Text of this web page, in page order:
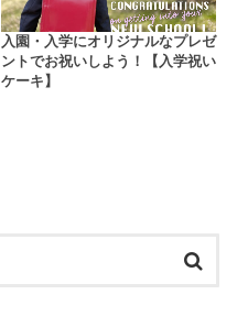
入園・入学にオリジナルなプレゼ
ントでお祝いしよう！【入学祝い
ケーキ】